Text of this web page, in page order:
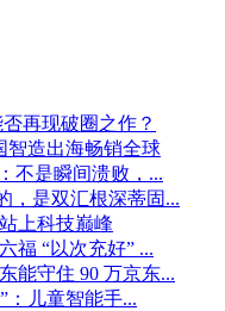
再现破圈之作？
智造出海畅销全球
不是瞬间溃败，...
，是双汇根深蒂固...
上科技巅峰
福 “以次充好” ...
能守住 90 万京东...
：儿童智能手...